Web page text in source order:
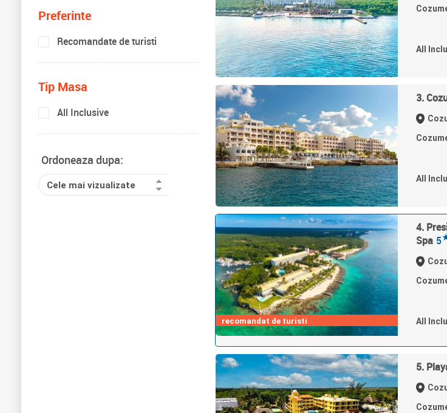
All
3.
All
recomandat de turisti
4.
Spa 5
All
5.
Preferinte
Recomandate de turisti
Tip Masa
All Inclusive
Ordoneaza dupa:
Cele mai vizualizate